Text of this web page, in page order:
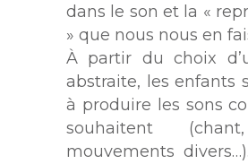
dans le son et la «
» que nous nous en
À partir du choix
abstraite, les enfants
à produire les sons
souhaitent
mouvements